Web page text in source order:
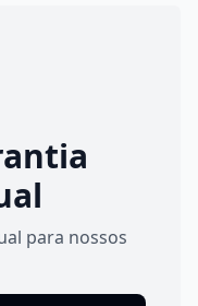
para nossos